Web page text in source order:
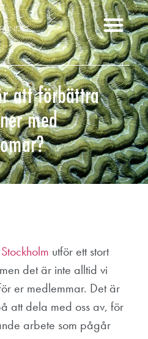
att förbättra
med
utför ett stort
det är inte alltid vi
er medlemmar. Det är
att dela med oss av, för
arbete som pågår